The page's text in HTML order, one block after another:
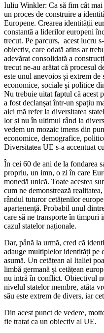
Iuliu Winkler: Ca să fim cât
un proces de construire a
Europene. Crearea identității
constantă a liderilor europeni
trecut. Pe parcurs, acest lucru
obiectiv, care odată atins ar
adevărat consolidată a
trecut ne-au arătat că procesul
este unul anevoios și extrem
economice, sociale și politice
Nu trebuie uitat faptul că acest
a fost declanșat într-un spațiu
aici mă refer la diversitatea
lor și nu în ultimul rând la
vedem un mozaic imens din
economice, demografice,
Diversitatea UE s-a accentuat
În cei 60 de ani de la fondarea
propriu, un imn, o zi în care
monedă unică. Toate acestea
cum ne demonstrează
rândul tuturor cetățenilor
apartenență. Probabil unul
care să ne transporte în timpuri
cazul statelor naționale.
Dar, până la urmă, cred că
adauge multiplelor identități pe
asumă. Un cetățean al Italiei
limbă germană și cetățean
nu intră în conflict. Obiectivul
nivelul statelor membre, atâta
său este extrem de divers, iar
Din acest punct de vedere,
fie tratat ca un obiectiv al UE.